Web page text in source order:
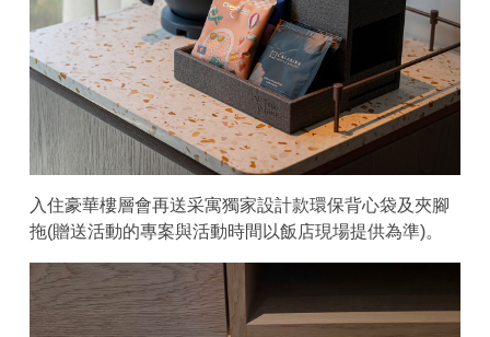
入住豪華樓層會再送采寓獨家設計款環保背心袋及夾腳
拖(贈送活動的專案與活動時間以飯店現場提供為準)。